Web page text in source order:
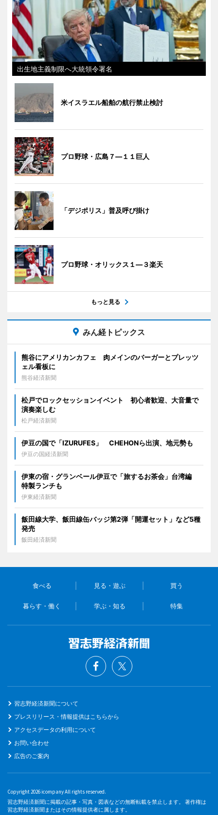
出生地主義制限へ大統領令署名
米イスラエル船舶の航行禁止検討
プロ野球・広島７―１１巨人
「デジポリス」普及呼び掛け
プロ野球・オリックス１―３楽天
もっと見る
みん経トピックス
熊谷にアメリカンカフェ 肉メインのバーガーとプレッツ
ェル看板に
熊谷経済新聞
松戸でロックセッションイベント 初心者歓迎、大音量で
演奏楽しむ
松戸経済新聞
伊豆の国で「IZURUFES」 CHEHONら出演、地元勢も
伊豆の国経済新聞
伊東の宿・グランベール伊豆で「旅するお茶会」台湾編
特製ランチも
伊東経済新聞
飯田線大学、飯田線缶バッジ第2弾「開運セット」など5種
発売
飯田経済新聞
食べる 見る・遊ぶ 買う
暮らす・働く 学ぶ・知る 特集
習志野経済新聞について
プレスリリース・情報提供はこちらから
アクセスデータの利用について
お問い合わせ
広告のご案内
Copyright 2026 icompany All rights reserved.
習志野経済新聞に掲載の記事・写真・図表などの無断転載を禁止します。 著作権は
習志野経済新聞またはその情報提供者に属します。